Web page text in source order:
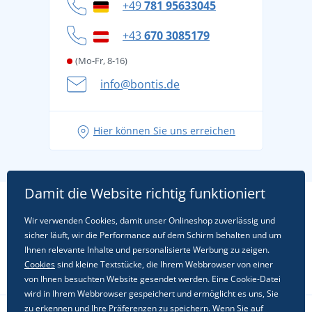
Datenschutz
Cookie-Richtlinie
+49781 95633045
+43670 3085179
(Mo-Fr, 8-16)
info@bontis.de
Hier können Sie uns erreichen
Damit die Website richtig funktioniert
Wir verwenden Cookies, damit unser Onlineshop zuverlässig und
sicher läuft, wir die Performance auf dem Schirm behalten und um
Ihnen relevante Inhalte und personalisierte Werbung zu zeigen.
Cookiessind kleine Textstücke, die Ihrem Webbrowser von einer
von Ihnen besuchten Website gesendet werden. Eine Cookie-Datei
wird in Ihrem Webbrowser gespeichert und ermöglicht es uns, Sie
zu erkennen und Ihre Präferenzen zu speichern. Wenn Sie auf